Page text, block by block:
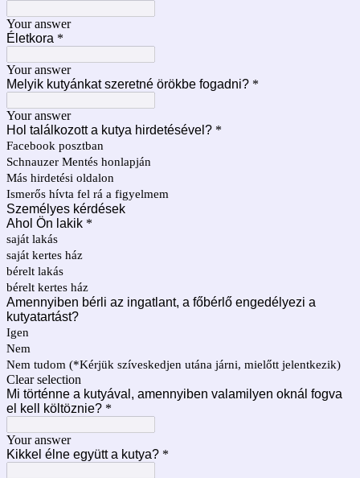
Your answer
Életkora *
Your answer
Melyik kutyánkat szeretné örökbe fogadni? *
Your answer
Hol találkozott a kutya hirdetésével? *
Facebook posztban
Schnauzer Mentés honlapján
Más hirdetési oldalon
Ismerős hívta fel rá a figyelmem
Személyes kérdések
Ahol Ön lakik *
saját lakás
saját kertes ház
bérelt lakás
bérelt kertes ház
Amennyiben bérli az ingatlant, a főbérlő engedélyezi a
kutyatartást?
Igen
Nem
Nem tudom (*Kérjük szíveskedjen utána járni, mielőtt jelentkezik)
Clear selection
Mi történne a kutyával, amennyiben valamilyen oknál fogva
el kell költöznie? *
Your answer
Kikkel élne együtt a kutya? *